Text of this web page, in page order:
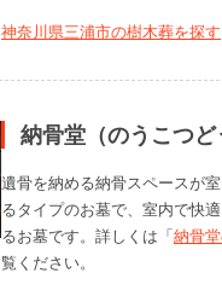
神奈川県三浦市の樹木葬を探す
納骨堂（のうこつど
遺骨を納める納骨スペースが
るタイプのお墓で、室内で快
るお墓です。詳しくは「納骨
覧ください。